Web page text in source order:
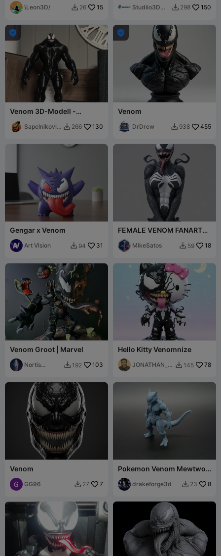
\Leon3D/  26 15
Studiio3D
 298 150

Venom 3D-Modell -
Hochwertig, druckbereit
Sapelnikovlif
 266 130

Venom
DrDrew  938 455
Gengar x Venom
Art Vision  94 31
FEMALE VENOM FANART
BUST
MikeSatos  59 18
Venom Groot | Marvel
Nortis
 192 103
Hello Kitty Venomnize
JONATHAN_al  145 78
Venom
GG96  27 7
Pokemon Venom Mewtwo -
Ultimative Symbionten-
Evolution
drakeforge3d  23 8